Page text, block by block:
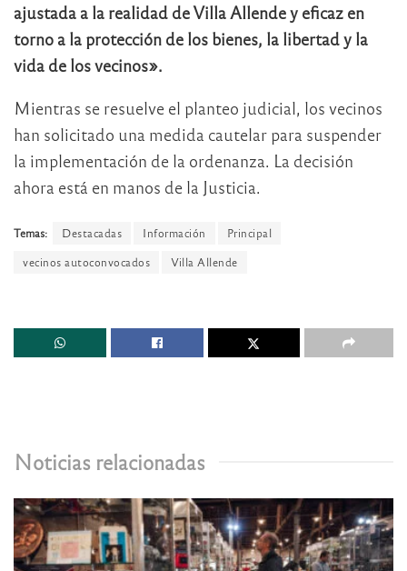
ajustada a la realidad de Villa Allende y eficaz en
torno a la protección de los bienes, la libertad y la
vida de los vecinos».
Mientras se resuelve el planteo judicial, los vecinos
han solicitado una medida cautelar para suspender
la implementación de la ordenanza. La decisión
ahora está en manos de la Justicia.
Temas: Destacadas Información
Principal
vecinos autoconvocados
Villa Allende
Noticias relacionadas